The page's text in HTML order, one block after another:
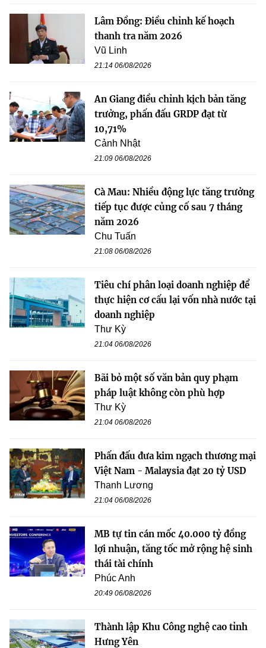
Lâm Đồng: Điều chỉnh kế hoạch
thanh tra năm 2026
Vũ Linh
21:14 06/08/2026
An Giang điều chỉnh kịch bản tăng
trưởng, phấn đấu GRDP đạt từ
10,71%
Cảnh Nhật
21:09 06/08/2026
Cà Mau: Nhiều động lực tăng trưởng
tiếp tục được củng cố sau 7 tháng
năm 2026
Chu Tuấn
21:08 06/08/2026
Tiêu chí phân loại doanh nghiệp để
thực hiện cơ cấu lại vốn nhà nước tại
doanh nghiệp
Thư Kỳ
21:04 06/08/2026
Bãi bỏ một số văn bản quy phạm
pháp luật không còn phù hợp
Thư Kỳ
21:04 06/08/2026
Phấn đấu đưa kim ngạch thương mại
Việt Nam - Malaysia đạt 20 tỷ USD
Thanh Lương
21:04 06/08/2026
MB tự tin cán mốc 40.000 tỷ đồng
lợi nhuận, tăng tốc mở rộng hệ sinh
thái tài chính
Phúc Anh
20:49 06/08/2026
Thành lập Khu Công nghệ cao tỉnh
Hưng Yên